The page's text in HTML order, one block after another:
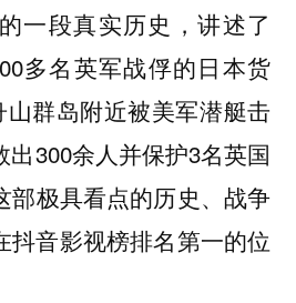
一段真实历史，讲述了
多名英军战俘的日本货
山群岛附近被美军潜艇击
300余人并保护3名英国
部极具看点的历史、战争
抖音影视榜排名第一的位